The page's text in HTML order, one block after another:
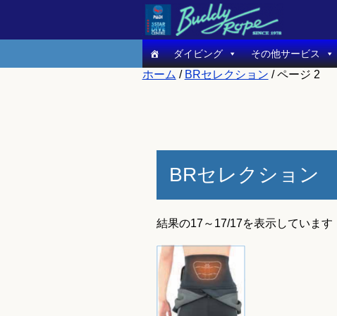
ダイビング その他サービス
ホーム / BRセレクション / ページ 2
BRセレクション
結果の17～17/17を表示しています